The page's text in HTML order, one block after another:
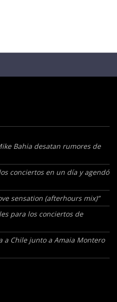
Bahia desatan rumores de
conciertos en un día y agendó
sensation (afterhours mix)”
para los conciertos de
a Chile junto a Amaia Montero